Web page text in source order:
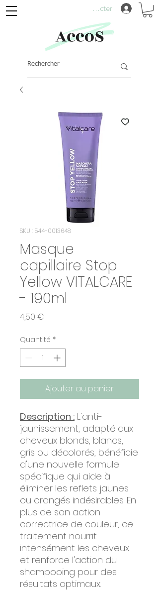
Se connecter
SKU : 544-0013648
Masque
capillaire Stop
Yellow VITALCARE
- 190ml
4,50 €
Quantité *
Ajouter au panier
Description : L'anti-
jaunissement, adapté aux
cheveux blonds, blancs,
gris ou décolorés, bénéficie
d'une nouvelle formule
spécifique qui aide à
éliminer les reflets jaunes
ou orangés indésirables. En
plus de son action
correctrice de couleur, ce
traitement nourrit
intensément les cheveux
et renforce l'action du
shampooing pour des
résultats optimaux.